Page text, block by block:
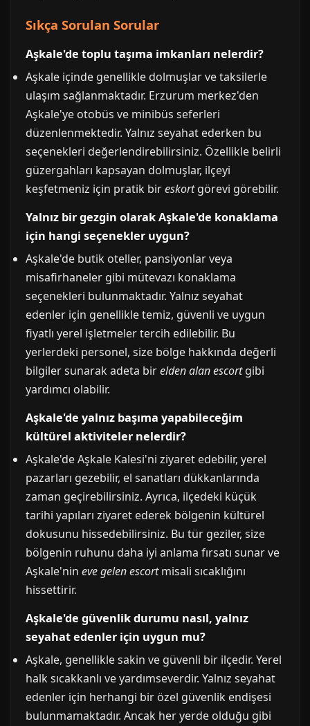
Sıkça Sorulan Sorular
Aşkale'de toplu taşıma imkanları nelerdir?
Aşkale içinde genellikle dolmuşlar ve taksilerle
ulaşım sağlanmaktadır. Erzurum merkez'den
Aşkale'ye otobüs ve minibüs seferleri
düzenlenmektedir. Yalnız seyahat ederken bu
seçenekleri değerlendirebilirsiniz. Özellikle belirli
güzergahları kapsayan dolmuşlar, ilçeyi
keşfetmeniz için pratik bireskortgörevi görebilir.
Yalnız bir gezgin olarak Aşkale'de konaklama
için hangi seçenekler uygun?
Aşkale'de butik oteller, pansiyonlar veya
misafirhaneler gibi mütevazı konaklama
seçenekleri bulunmaktadır. Yalnız seyahat
edenler için genellikle temiz, güvenli ve uygun
fiyatlı yerel işletmeler tercih edilebilir. Bu
yerlerdeki personel, size bölge hakkında değerli
bilgiler sunarak adeta birelden alan escortgibi
yardımcı olabilir.
Aşkale'de yalnız başıma yapabileceğim
kültürel aktiviteler nelerdir?
Aşkale'de Aşkale Kalesi'ni ziyaret edebilir, yerel
pazarları gezebilir, el sanatları dükkanlarında
zaman geçirebilirsiniz. Ayrıca, ilçedeki küçük
tarihi yapıları ziyaret ederek bölgenin kültürel
dokusunu hissedebilirsiniz. Bu tür geziler, size
bölgenin ruhunu daha iyi anlama fırsatı sunar ve
Aşkale'nin eve gelen escortmisali sıcaklığını
hissettirir.
Aşkale'de güvenlik durumu nasıl, yalnız
seyahat edenler için uygun mu?
Aşkale, genellikle sakin ve güvenli bir ilçedir. Yerel
halk sıcakkanlı ve yardımseverdir. Yalnız seyahat
edenler için herhangi bir özel güvenlik endişesi
bulunmamaktadır. Ancak her yerde olduğu gibi